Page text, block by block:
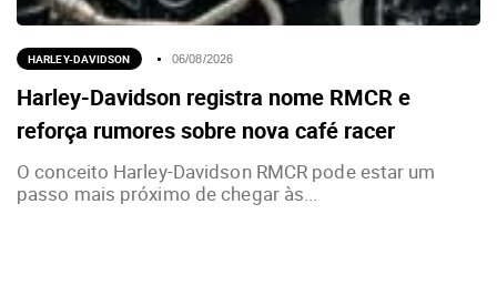
HARLEY-DAVIDSON 06/08/2026
Harley-Davidson registra nome RMCR e
reforça rumores sobre nova café racer
O conceito Harley-Davidson RMCR pode estar um
passo mais próximo de chegar às...